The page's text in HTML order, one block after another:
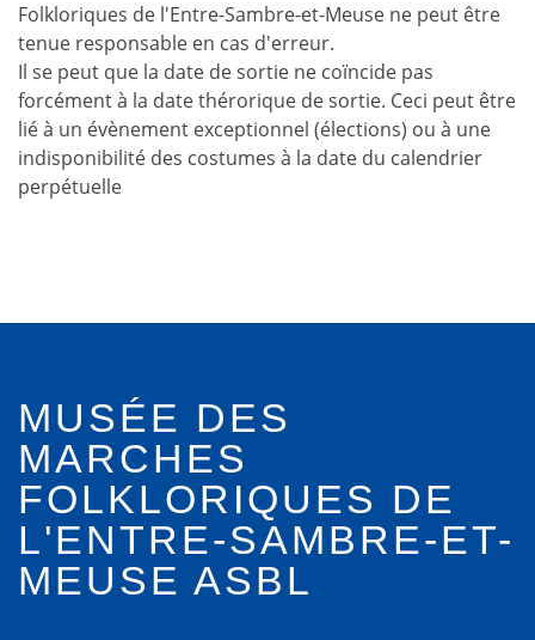
Folkloriques de l'Entre-Sambre-et-Meuse ne peut être
tenue responsable en cas d'erreur.
Il se peut que la date de sortie ne coïncide pas
forcément à la date thérorique de sortie. Ceci peut être
lié à un évènement exceptionnel (élections) ou à une
indisponibilité des costumes à la date du calendrier
perpétuelle
MUSÉE DES
MARCHES
FOLKLORIQUES DE
L'ENTRE-SAMBRE-ET-
MEUSE ASBL